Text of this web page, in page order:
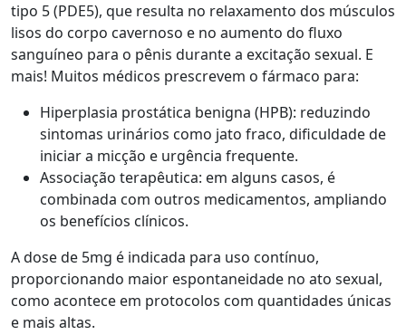
tipo 5 (PDE5), que resulta no relaxamento dos músculos
lisos do corpo cavernoso e no aumento do fluxo
sanguíneo para o pênis durante a excitação sexual. E
mais! Muitos médicos prescrevem o fármaco para:
Hiperplasia prostática benigna (HPB): reduzindo
sintomas urinários como jato fraco, dificuldade de
iniciar a micção e urgência frequente.
Associação terapêutica: em alguns casos, é
combinada com outros medicamentos, ampliando
os benefícios clínicos.
A dose de 5mg é indicada para uso contínuo,
proporcionando maior espontaneidade no ato sexual,
como acontece em protocolos com quantidades únicas
e mais altas.